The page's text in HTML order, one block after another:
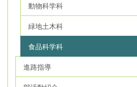
動物科学科
緑地土木科
食品科学科
進路指導